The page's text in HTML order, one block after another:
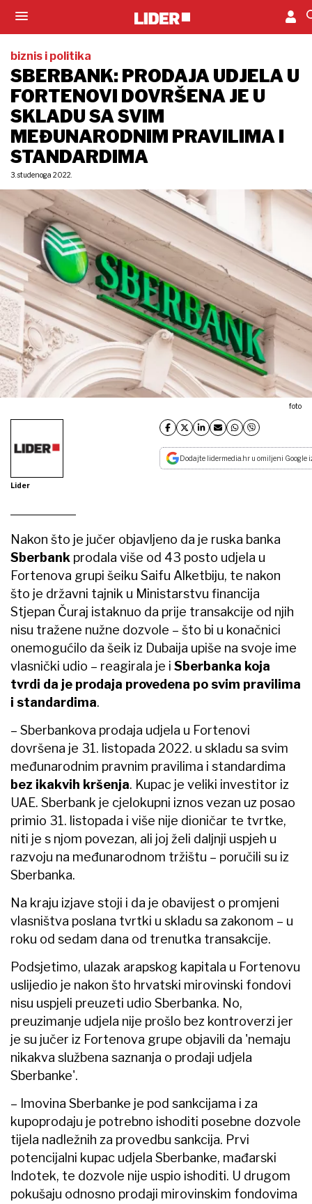
biznis i politika
SBERBANK: PRODAJA UDJELA U
FORTENOVI DOVRŠENA JE U
SKLADU SA SVIM
MEĐUNARODNIM PRAVILIMA I
STANDARDIMA
3. studenoga 2022.
foto
Lider
Dodajte lidermedia.hr u omiljeni Google
Nakon što je jučer objavljeno da je ruska banka
Sberbank prodala više od 43 posto udjela u
Fortenova grupi šeiku Saifu Alketbiju, te nakon
što je državni tajnik u Ministarstvu financija
Stjepan Čuraj istaknuo da prije transakcije od njih
nisu tražene nužne dozvole – što bi u konačnici
onemogućilo da šeik iz Dubaija upiše na svoje ime
vlasnički udio – reagirala je i Sberbanka koja
tvrdi da je prodaja provedena po svim pravilima
i standardima.
– Sberbankova prodaja udjela u Fortenovi
dovršena je 31. listopada 2022. u skladu sa svim
međunarodnim pravnim pravilima i standardima
bez ikakvih kršenja. Kupac je veliki investitor iz
UAE. Sberbank je cjelokupni iznos vezan uz posao
primio 31. listopada i više nije dioničar te tvrtke,
niti je s njom povezan, ali joj želi daljnji uspjeh u
razvoju na međunarodnom tržištu – poručili su iz
Sberbanka.
Na kraju izjave stoji i da je obavijest o promjeni
vlasništva poslana tvrtki u skladu sa zakonom – u
roku od sedam dana od trenutka transakcije.
Podsjetimo, ulazak arapskog kapitala u Fortenovu
uslijedio je nakon što hrvatski mirovinski fondovi
nisu uspjeli preuzeti udio Sberbanka. No,
preuzimanje udjela nije prošlo bez kontroverzi jer
je su jučer iz Fortenova grupe objavili da 'nemaju
nikakva službena saznanja o prodaji udjela
Sberbanke'.
– Imovina Sberbanke je pod sankcijama i za
kupoprodaju je potrebno ishoditi posebne dozvole
tijela nadležnih za provedbu sankcija. Prvi
potencijalni kupac udjela Sberbanke, mađarski
Indotek, te dozvole nije uspio ishoditi. U drugom
pokušaju odnosno prodaji mirovinskim fondovima